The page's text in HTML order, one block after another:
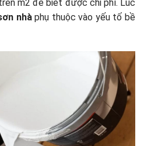
m2 để biết được chi phí. Lúc
nhàphụ thuộc vào yếu tố bề